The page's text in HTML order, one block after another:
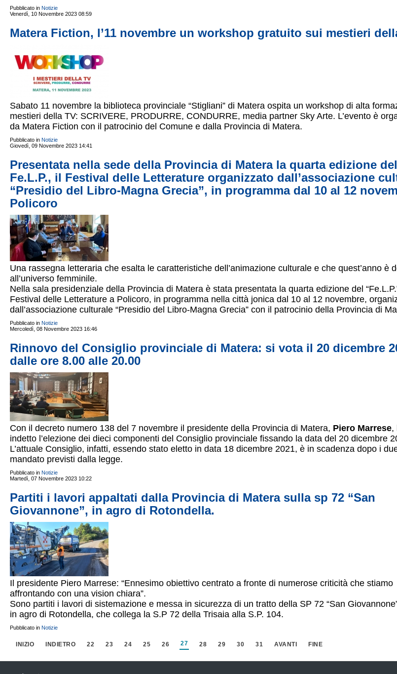
Pubblicato in Notizie
Venerdì, 10 Novembre 2023 08:59
Matera Fiction, l’11 novembre un workshop gratuito sui mestieri
Sabato 11 novembre la biblioteca provinciale “Stigliani” di Matera ospita un workshop di alta
mestieri della TV: SCRIVERE, PRODURRE, CONDURRE, media partner Sky Arte. L’evento è
da Matera Fiction con il patrocinio del Comune e dalla Provincia di Matera.
Pubblicato in Notizie
Giovedì, 09 Novembre 2023 14:41
Presentata nella sede della Provincia di Matera la quarta edizione del
Fe.L.P., il Festival delle Letterature organizzato dall’associazione
“Presidio del Libro-Magna Grecia”, in programma dal 10 al 12
Policoro
Una rassegna letteraria che esalta le caratteristiche dell’animazione culturale e che quest’anno è
all’universo femminile.
Nella sala presidenziale della Provincia di Matera è stata presentata la quarta edizione del
Festival delle Letterature a Policoro, in programma nella città jonica dal 10 al 12 novembre,
dall’associazione culturale “Presidio del Libro-Magna Grecia” con il patrocinio della Provincia di
Pubblicato in Notizie
Mercoledì, 08 Novembre 2023 16:46
Rinnovo del Consiglio provinciale di Matera: si vota il 20 dicembre
dalle ore 8.00 alle 20.00
Con il decreto numero 138 del 7 novembre il presidente della Provincia di Matera, Piero Marrese,
indetto l’elezione dei dieci componenti del Consiglio provinciale fissando la data del 20 dicembre
L’attuale Consiglio, infatti, essendo stato eletto in data 18 dicembre 2021, è in scadenza dopo i
mandato previsti dalla legge.
Pubblicato in Notizie
Martedì, 07 Novembre 2023 10:22
Partiti i lavori appaltati dalla Provincia di Matera sulla sp 72 “San
Giovannone”, in agro di Rotondella.
Il presidente Piero Marrese: “Ennesimo obiettivo centrato a fronte di numerose criticità che stiamo
affrontando con una vision chiara”.
Sono partiti i lavori di sistemazione e messa in sicurezza di un tratto della SP 72 “San
in agro di Rotondella, che collega la S.P 72 della Trisaia alla S.P. 104.
Pubblicato in Notizie
INIZIO INDIETRO 22 23 24 25 26 27 28 29 30 31 AVANTI FINE